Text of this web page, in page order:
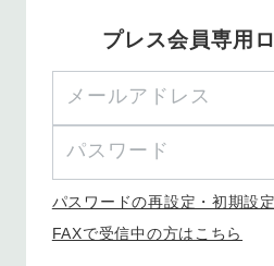
プレス会員専用
パスワードの再設定・初期設
FAXで受信中の方はこちら